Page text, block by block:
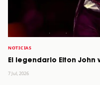
NOTICIAS
El legendario Elton John
7 Jul, 2026